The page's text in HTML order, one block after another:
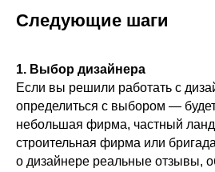
Следующие шаги
1. Выбор дизайнера
Если вы решили работать с
определиться с выбором —
небольшая фирма, частный
строительная фирма или
о дизайнере реальные отзывы,